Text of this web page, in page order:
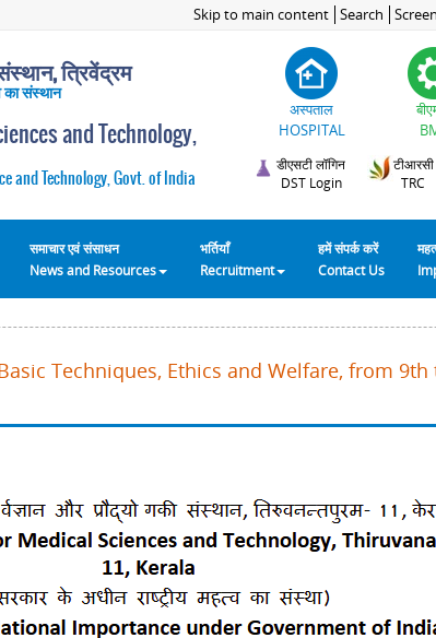
Skip to main content Search
त्रिवेंद्रम
का संस्थान
and Technology,
and Technology, Govt. of India
अस्पताल
HOSPITAL
डीएसटी लॉगिन
DST Login
टीआरसी
TRC
समाचार एवं संसाधन
News and Resources
भर्तियाँ
Recruitment
हमें संपर्क करें
Contact Us
Techniques, Ethics and Welfare, from